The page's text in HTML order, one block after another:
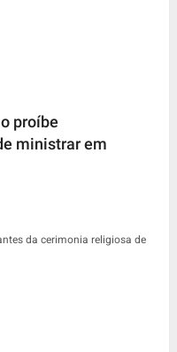
proíbe
ministrar em